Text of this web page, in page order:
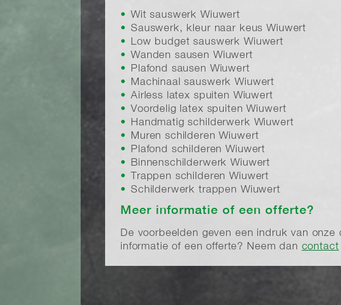
Wit sauswerk Wiuwert
Sauswerk, kleur naar keus Wiuwert
Low budget sauswerk Wiuwert
Wanden sausen Wiuwert
Plafond sausen Wiuwert
Machinaal sauswerk Wiuwert
Airless latex spuiten Wiuwert
Voordelig latex spuiten Wiuwert
Handmatig schilderwerk Wiuwert
Muren schilderen Wiuwert
Plafond schilderen Wiuwert
Binnenschilderwerk Wiuwert
Trappen schilderen Wiuwert
Schilderwerk trappen Wiuwert
Meer informatie of een offerte?
De voorbeelden geven een indruk van
informatie of een offerte? Neem dan contact